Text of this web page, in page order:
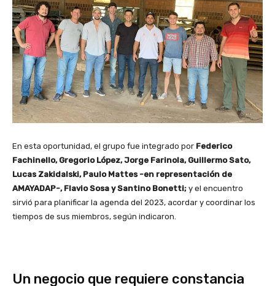
En esta oportunidad, el grupo fue integrado por Federico
Fachinello, Gregorio López, Jorge Farinola, Guillermo Sato,
Lucas Zakidalski, Paulo Mattes -en representación de
AMAYADAP-, Flavio Sosa y Santino Bonetti; y el encuentro
sirvió para planificar la agenda del 2023, acordar y coordinar los
tiempos de sus miembros, según indicaron.
Un negocio que requiere constancia